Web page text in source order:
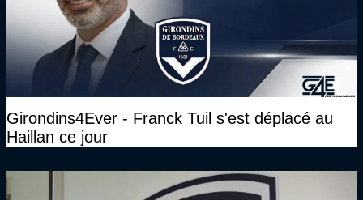
Girondins4Ever - Franck Tuil s'est déplacé au
Haillan ce jour